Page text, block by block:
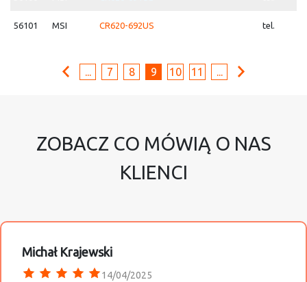
56101 MSI CR620-692US tel.
... 7 8 9 10 11 ...
ZOBACZ CO MÓWIĄ O NAS
KLIENCI
Michał Krajewski
14/04/2025